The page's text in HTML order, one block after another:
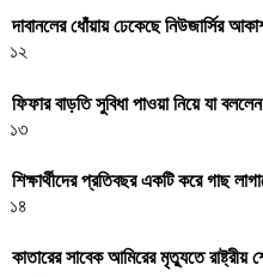
দাবানলের ধোঁয়ায় ঢেকেছে নিউজার্সির
১২
ফিফার বাড়তি সুবিধা পাওয়া নিয়ে যা
১৩
শিক্ষার্থীদের প্রতিবছর একটি করে গাছ
১৪
কাতারের সাবেক আমিরের মৃত্যুতে